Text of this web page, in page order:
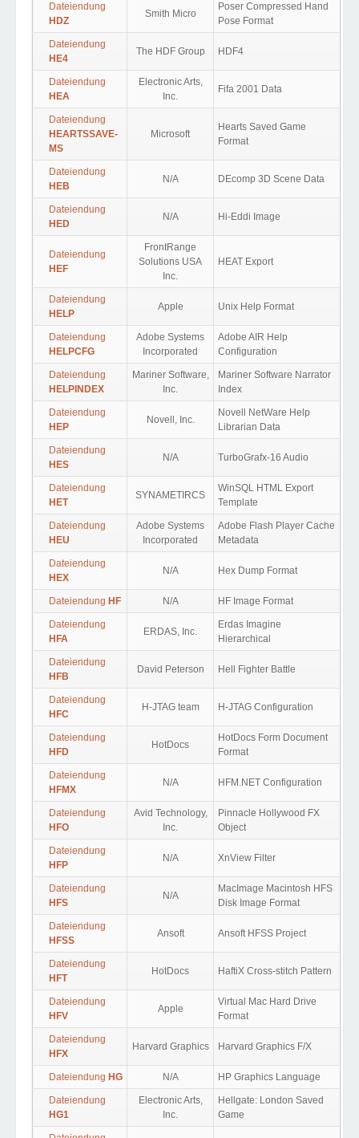
Dateiendung
HDZ
Smith Micro
Poser Compressed Hand
Pose Format
Dateiendung
HE4
The HDF Group HDF4
Dateiendung
HEA
Electronic Arts,
Inc.
Fifa 2001 Data
Dateiendung
HEARTSSAVE-
MS
Microsoft
Hearts Saved Game
Format
Dateiendung
HEB
N/A DEcomp 3D Scene Data
Dateiendung
HED
N/A Hi-Eddi Image
Dateiendung
HEF
FrontRange
Solutions USA
Inc.
HEAT Export
Dateiendung
HELP
Apple Unix Help Format
Dateiendung
HELPCFG
Adobe Systems
Incorporated
Adobe AIR Help
Configuration
Dateiendung
HELPINDEX
Mariner Software,
Inc.
Mariner Software Narrator
Index
Dateiendung
HEP
Novell, Inc.
Novell NetWare Help
Librarian Data
Dateiendung
HES
N/A TurboGrafx-16 Audio
Dateiendung
HET
SYNAMETIRCS
WinSQL HTML Export
Template
Dateiendung
HEU
Adobe Systems
Incorporated
Adobe Flash Player Cache
Metadata
Dateiendung
HEX
N/A Hex Dump Format
Dateiendung HF N/A HF Image Format
Dateiendung
HFA
ERDAS, Inc.
Erdas Imagine
Hierarchical
Dateiendung
HFB
David Peterson Hell Fighter Battle
Dateiendung
HFC
H-JTAG team H-JTAG Configuration
Dateiendung
HFD
HotDocs
HotDocs Form Document
Format
Dateiendung
HFMX
N/A HFM.NET Configuration
Dateiendung
HFO
Avid Technology,
Inc.
Pinnacle Hollywood FX
Object
Dateiendung
HFP
N/A XnView Filter
Dateiendung
HFS
N/A
MacImage Macintosh HFS
Disk Image Format
Dateiendung
HFSS
Ansoft Ansoft HFSS Project
Dateiendung
HFT
HotDocs HaftiX Cross-stitch Pattern
Dateiendung
HFV
Apple
Virtual Mac Hard Drive
Format
Dateiendung
HFX
Harvard Graphics Harvard Graphics F/X
Dateiendung HG N/A HP Graphics Language
Dateiendung
HG1
Electronic Arts,
Inc.
Hellgate: London Saved
Game